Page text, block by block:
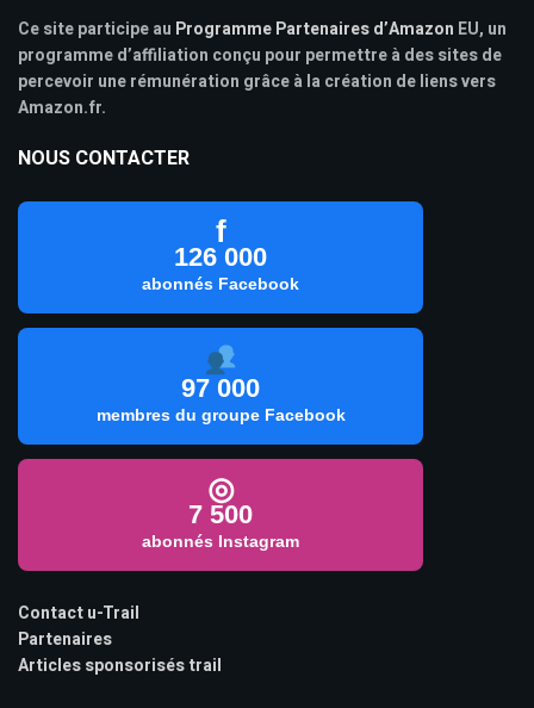
Ce site participe au Programme Partenaires d’Amazon EU, un
programme d’affiliation conçu pour permettre à des sites de
percevoir une rémunération grâce à la création de liens vers
Amazon.fr.
NOUS CONTACTER
f
126 000
abonnés Facebook
97 000
membres du groupe Facebook
◎
7 500
abonnés Instagram
Contact u-Trail
Partenaires
Articles sponsorisés trail